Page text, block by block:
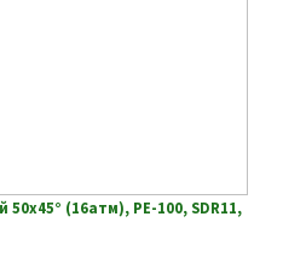
(16атм), РЕ-100, SDR11,